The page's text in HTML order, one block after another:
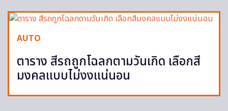
AUTO
ตาราง สีรถถูกโฉลกตามวันเกิด เลือกสี
มงคลแบบไม่งงแน่นอน